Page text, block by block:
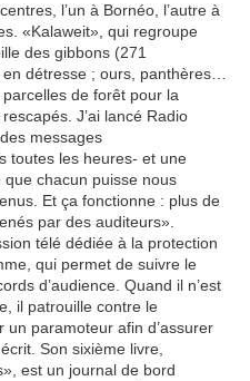
l’un à Bornéo, l’autre à
«Kalaweit», qui regroupe
des gibbons (271
détresse ; ours, panthères…
de forêt pour la
J’ai lancé Radio
messages
toutes les heures- et une
chacun puisse nous
Et ça fonctionne : plus de
par des auditeurs».
télé dédiée à la protection
qui permet de suivre le
d’audience. Quand il n’est
il patrouille contre le
un paramoteur afin d’assurer
Son sixième livre,
est un journal de bord